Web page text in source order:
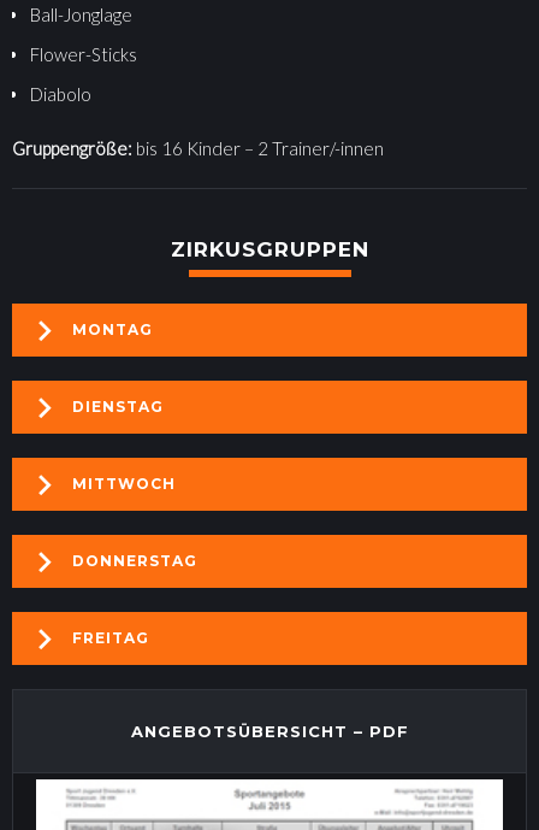
Ball-Jonglage
Flower-Sticks
Diabolo
Gruppengröße: bis 16 Kinder – 2 Trainer/-innen
ZIRKUSGRUPPEN
MONTAG
DIENSTAG
MITTWOCH
DONNERSTAG
FREITAG
ANGEBOTSÜBERSICHT – PDF